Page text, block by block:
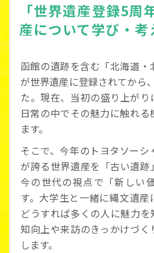
「世界遺産登録5周
産について学び・考
函館の遺跡を含む「北海道・
が世界遺産に登録されてから
た。現在、当初の盛り上がり
日常の中でその魅力に触れ
ます。
そこで、今年のトヨタソー
が誇る世界遺産を「古い遺跡
今の世代の視点で「新しい
す。大学生と一緒に縄文遺産
どうすれば多くの人に魅力
知向上や来訪のきっかけづ
します。